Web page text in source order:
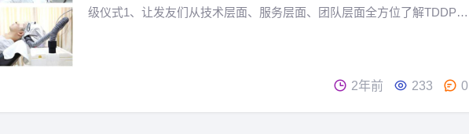
级仪式1、让发友们从技术层面、服务层面、团队层面全方位了解TDDP植
2年前 233 0